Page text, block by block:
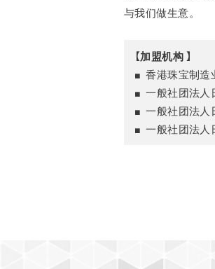
与我们做生意。
【加盟机构 】
■ 香港珠宝制造
■ 一般社团法人
■ 一般社团法人
■ 一般社团法人